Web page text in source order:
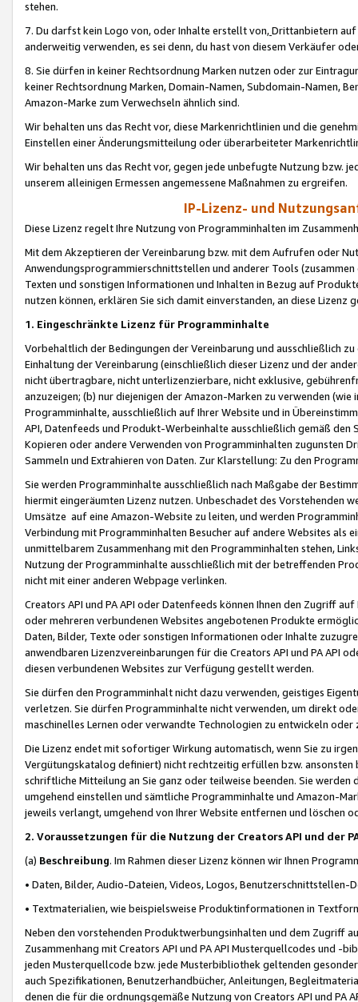
stehen.
7. Du darfst kein Logo von, oder Inhalte erstellt von,Drittanbietern auf
anderweitig verwenden, es sei denn, du hast von diesem Verkäufer
8. Sie dürfen in keiner Rechtsordnung Marken nutzen oder zur
keiner Rechtsordnung Marken, Domain-Namen, Subdomain-Namen,
Amazon-Marke zum Verwechseln ähnlich sind.
Wir behalten uns das Recht vor, diese Markenrichtlinien und die
Einstellen einer Änderungsmitteilung oder überarbeiteter
Wir behalten uns das Recht vor, gegen jede unbefugte Nutzung bzw.
unserem alleinigen Ermessen angemessene Maßnahmen zu ergreifen.
IP-Lizenz- und
Diese Lizenz regelt Ihre Nutzung von Programminhalten im
Mit dem Akzeptieren der Vereinbarung bzw. mit dem Aufrufen oder
Anwendungsprogrammierschnittstellen und anderer Tools (zusammen
Texten und sonstigen Informationen und Inhalten in Bezug auf
nutzen können, erklären Sie sich damit einverstanden, an diese Lizenz
1. Eingeschränkte Lizenz für Programminhalte
Vorbehaltlich der Bedingungen der Vereinbarung und ausschließlich
Einhaltung der Vereinbarung (einschließlich dieser Lizenz und der
nicht übertragbare, nicht unterlizenzierbare, nicht exklusive,
anzuzeigen; (b) nur diejenigen der Amazon-Marken zu verwenden
Programminhalte, ausschließlich auf Ihrer Website und in
API, Datenfeeds und Produkt-Werbeinhalte ausschließlich gemäß
Kopieren oder andere Verwenden von Programminhalten zugunsten
Sammeln und Extrahieren von Daten. Zur Klarstellung: Zu den
Sie werden Programminhalte ausschließlich nach Maßgabe der
hiermit eingeräumten Lizenz nutzen. Unbeschadet des Vorstehenden
Umsätze auf eine Amazon-Website zu leiten, und werden
Verbindung mit Programminhalten Besucher auf andere Websites als
unmittelbarem Zusammenhang mit den Programminhalten stehen,
Nutzung der Programminhalte ausschließlich mit der betreffenden
nicht mit einer anderen Webpage verlinken.
Creators API und PA API oder Datenfeeds können Ihnen den Zugriff
oder mehreren verbundenen Websites angebotenen Produkte
Daten, Bilder, Texte oder sonstigen Informationen oder Inhalte
anwendbaren Lizenzvereinbarungen für die Creators API und PA API
diesen verbundenen Websites zur Verfügung gestellt werden.
Sie dürfen den Programminhalt nicht dazu verwenden, geistiges
verletzen. Sie dürfen Programminhalte nicht verwenden, um direkt
maschinelles Lernen oder verwandte Technologien zu entwickeln
Die Lizenz endet mit sofortiger Wirkung automatisch, wenn Sie zu
Vergütungskatalog definiert) nicht rechtzeitig erfüllen bzw. ansonsten
schriftliche Mitteilung an Sie ganz oder teilweise beenden. Sie werden
umgehend einstellen und sämtliche Programminhalte und Amazon-
jeweils verlangt, umgehend von Ihrer Website entfernen und löschen
2. Voraussetzungen für die Nutzung der Creators API und der
(a) Beschreibung. Im Rahmen dieser Lizenz können wir Ihnen
• Daten, Bilder, Audio-Dateien, Videos, Logos, Benutzerschnittstellen-
• Textmaterialien, wie beispielsweise Produktinformationen in
Neben den vorstehenden Produktwerbungsinhalten und dem Zugriff
Zusammenhang mit Creators API und PA API Musterquellcodes und
jeden Musterquellcode bzw. jede Musterbibliothek geltenden
auch Spezifikationen, Benutzerhandbücher, Anleitungen,
denen die für die ordnungsgemäße Nutzung von Creators API und PA